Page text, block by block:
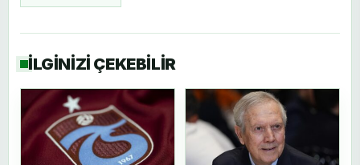
İLGİNİZİ ÇEKEBİLİR